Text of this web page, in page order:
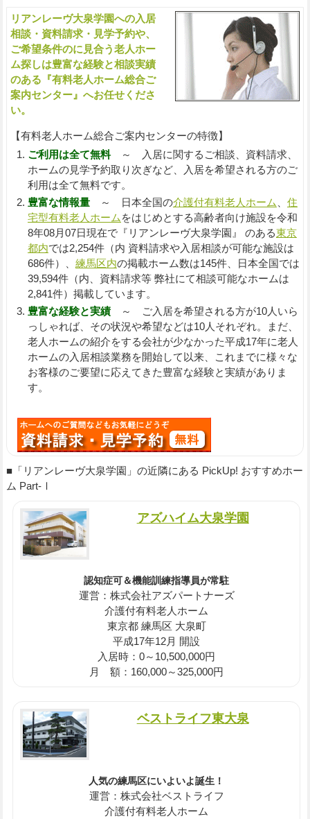
リアンレーヴ大泉学園への入居
相談・資料請求・見学予約や、
ご希望条件のに見合う老人ホー
ム探しは豊富な経験と相談実績
のある『有料老人ホーム総合ご
案内センター』へお任せくださ
い。
【有料老人ホーム総合ご案内センターの特徴】
ご利用は全て無料～ 入居に関するご相談、資料請求、
ホームの見学予約取り次ぎなど、入居を希望される方のご
利用は全て無料です。
豊富な情報量～ 日本全国の介護付有料老人ホーム
住
宅型有料老人ホーム をはじめとする高齢者向け施設を令和
8年08月07日現在で『リアンレーヴ大泉学園』 のある東京
都内では2,254件（内 資料請求や入居相談が可能な施設は
686件）、 練馬区内の掲載ホーム数は145件、日本全国では
39,594件（内、資料請求等 弊社にて相談可能なホームは
2,841件）掲載しています。
豊富な経験と実績～ ご入居を希望される方が10人いら
っしゃれば、その状況や希望などは10人それぞれ。まだ、
老人ホームの紹介をする会社が少なかった平成17年に老人
ホームの入居相談業務を開始して以来、これまでに様々な
お客様のご要望に応えてきた豊富な経験と実績がありま
す。
■「リアンレーヴ大泉学園」の近隣にある PickUp! おすすめホー
ム Part-Ⅰ
アズハイム大泉学園
認知症可＆機能訓練指導員が常駐
運営：株式会社アズパートナーズ
介護付有料老人ホーム
東京都 練馬区 大泉町
平成17年12月 開設
入居時：0～10,500,000円
月 額：160,000～325,000円
ベストライフ東大泉
人気の練馬区にいよいよ誕生！
運営：株式会社ベストライフ
介護付有料老人ホーム